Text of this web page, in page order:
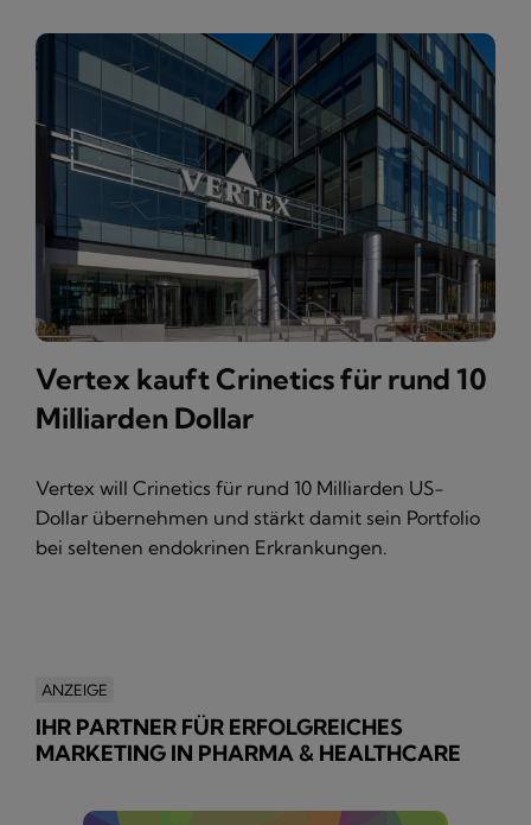
Vertex kauft Crinetics für rund 10
Milliarden Dollar
Vertex will Crinetics für rund 10 Milliarden US-
Dollar übernehmen und stärkt damit sein Portfolio
bei seltenen endokrinen Erkrankungen.
ANZEIGE
IHR PARTNER FÜR ERFOLGREICHES
MARKETING IN PHARMA & HEALTHCARE